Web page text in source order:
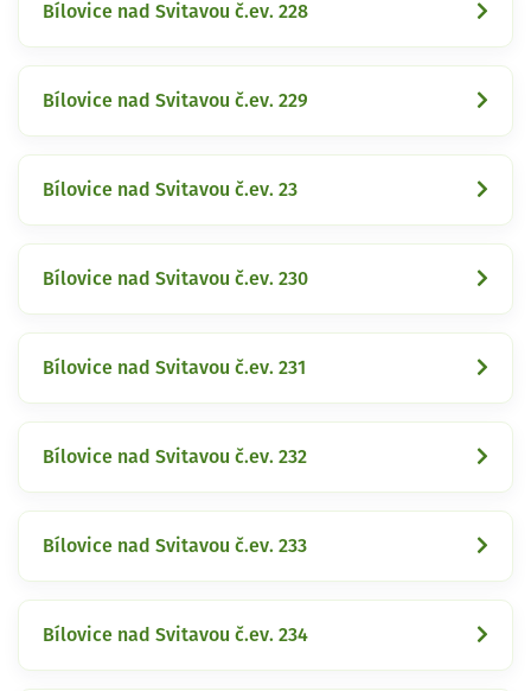
Bílovice nad Svitavou č.ev. 228
Bílovice nad Svitavou č.ev. 229
Bílovice nad Svitavou č.ev. 23
Bílovice nad Svitavou č.ev. 230
Bílovice nad Svitavou č.ev. 231
Bílovice nad Svitavou č.ev. 232
Bílovice nad Svitavou č.ev. 233
Bílovice nad Svitavou č.ev. 234